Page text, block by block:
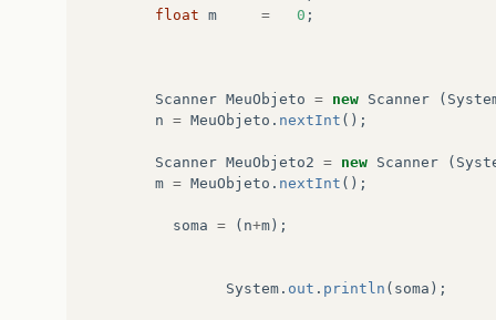
float m = 0 ;
Scanner MeuObjeto = new Scanner (
n = MeuObjeto . nextInt ();
Scanner MeuObjeto2 = new Scanner (
m = MeuObjeto . nextInt ();
soma = ( n+m);
System . out . println ( soma );